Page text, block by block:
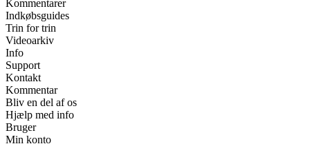
Kommentarer
Indkøbsguides
Trin for trin
Videoarkiv
Info
Support
Kontakt
Kommentar
Bliv en del af os
Hjælp med info
Bruger
Min konto